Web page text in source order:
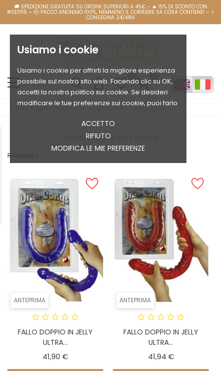
Usiamo i cookie
Usiamo i cookie per offrirti la migliore esperienza
possibile sul nostro sito web. Facendo clic su OK,
accetti la nostra politica sui cookie. Se desideri
modificare le tue preferenze sui cookie, puoi farlo
ACCETTO
RIFIUTO
MODIFICA LE MIE PREFERENZE
Home pinkrabbitonline Falli Dildo Falli Doppi
Rilevanza
Visualizzati 1-12 su 17 articoli
ANTEPRIMA
FALLO DOPPIO IN JELLY
ULTRA...
41,90 €Prezzo
ANTEPRIMA
FALLO DOPPIO IN JELLY
ULTRA...
41,94 €Prezzo